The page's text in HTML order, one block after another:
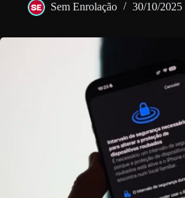
Sem Enrolação 30/10/2025